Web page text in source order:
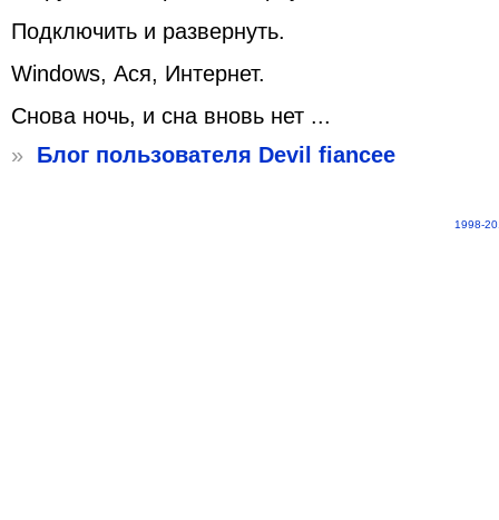
Подключить и развернуть.
Windows, Ася, Интернет.
Снова ночь, и сна вновь нет ...
»
Блог пользователя Devil fiancee
1998-